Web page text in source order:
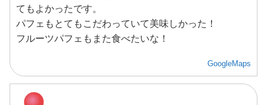
てもよかったです。
パフェもとてもこだわっていて美味しかった！
フルーツパフェもまた食べたいな！
GoogleMaps